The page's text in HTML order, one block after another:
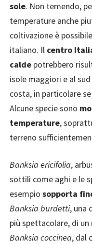
sole. Non temendo,
temperature anche
coltivazione è
italiano. Il centro
calde potrebbero
isole maggiori e al
costa, in particolare
Alcune specie sono
temperature,
terreno
Banksia ericifolia,
sottili come aghi e le
esempio sopporta
Banksia burdetti, una
più spettacolare, di
Banksia coccinea, dal